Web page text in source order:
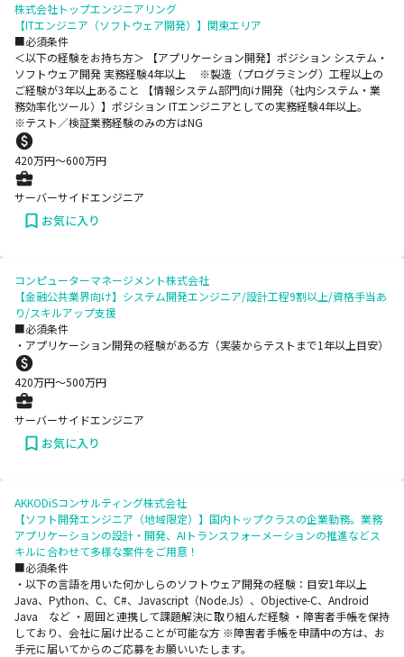
株式会社トップエンジニアリング
【ITエンジニア（ソフトウェア開発）】関東エリア
■必須条件
＜以下の経験をお持ち方＞ 【アプリケーション開発】ポジション システム・
ソフトウェア開発 実務経験4年以上 ※製造（プログラミング）工程以上の
ご経験が3年以上あること 【情報システム部門向け開発（社内システム・業
務効率化ツール）】ポジション ITエンジニアとしての実務経験4年以上。
※テスト／検証業務経験のみの方はNG
420万円〜600万円
サーバーサイドエンジニア
お気に入り
コンピューターマネージメント株式会社
【金融公共業界向け】システム開発エンジニア/設計工程9割以上/資格手当あ
り/スキルアップ支援
■必須条件
・アプリケーション開発の経験がある方（実装からテストまで1年以上目安）
420万円〜500万円
サーバーサイドエンジニア
お気に入り
AKKODiSコンサルティング株式会社
【ソフト開発エンジニア（地域限定）】国内トップクラスの企業勤務。業務
アプリケーションの設計・開発、AIトランスフォーメーションの推進などス
キルに合わせて多様な案件をご用意！
■必須条件
・以下の言語を用いた何かしらのソフトウェア開発の経験：目安1年以上
Java、Python、C、C#、Javascript（Node.Js）、Objective-C、Android
Java など ・周囲と連携して課題解決に取り組んだ経験 ・障害者手帳を保持
しており、会社に届け出ることが可能な方 ※障害者手帳を申請中の方は、お
手元に届いてからのご応募をお願いいたします。